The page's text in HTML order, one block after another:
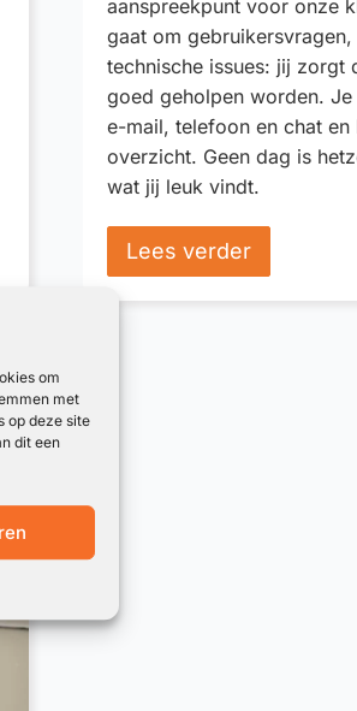
om
met
op deze site
dit een
aanspreekpunt voor onze
gaat om
technische issues: jij zorgt
goed geholpen worden. Je
e-mail, telefoon en chat
overzicht. Geen dag is
wat jij leuk vindt.
Lees verder